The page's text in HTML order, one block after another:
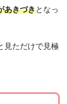
あきづきとなっ
見ただけで見極